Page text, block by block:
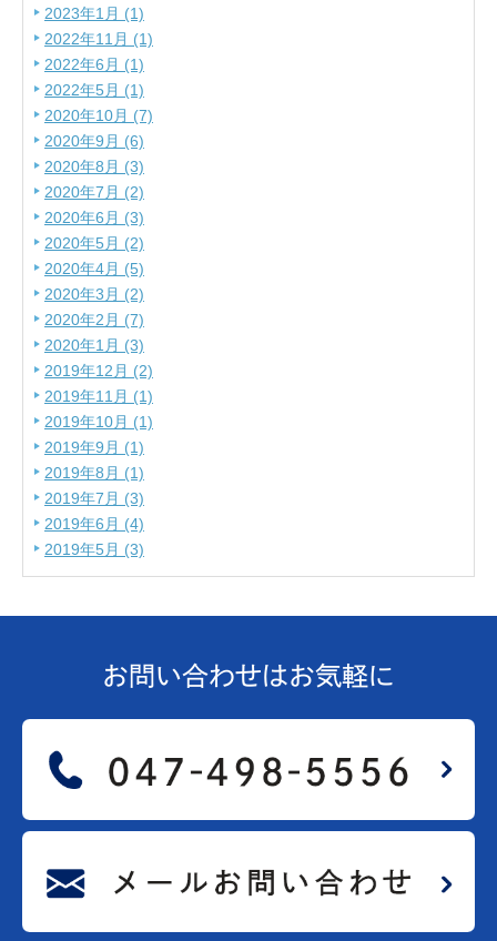
2023年1月 (1)
2022年11月 (1)
2022年6月 (1)
2022年5月 (1)
2020年10月 (7)
2020年9月 (6)
2020年8月 (3)
2020年7月 (2)
2020年6月 (3)
2020年5月 (2)
2020年4月 (5)
2020年3月 (2)
2020年2月 (7)
2020年1月 (3)
2019年12月 (2)
2019年11月 (1)
2019年10月 (1)
2019年9月 (1)
2019年8月 (1)
2019年7月 (3)
2019年6月 (4)
2019年5月 (3)
お問い合わせはお気軽に